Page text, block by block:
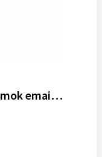
PLATEADO S - Sublimatiemok emaillelaag 200ml